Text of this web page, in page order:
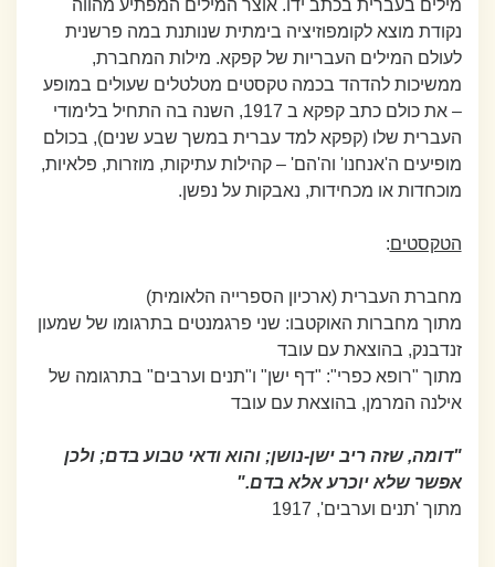
מילים בעברית בכתב ידו. אוצר המילים המפתיע מהווה
נקודת מוצא לקומפוזיציה בימתית שנותנת במה פרשנית
לעולם המילים העבריות של קפקא. מילות המחברת,
ממשיכות להדהד בכמה טקסטים מטלטלים שעולים במופע
– את כולם כתב קפקא ב 1917, השנה בה התחיל בלימודי
העברית שלו (קפקא למד עברית במשך שבע שנים), בכולם
מופיעים ה'אנחנו' וה'הם' – קהילות עתיקות, מוזרות, פלאיות,
מוכחדות או מכחידות, נאבקות על נפשן.
הטקסטים:
מחברת העברית (ארכיון הספרייה הלאומית)
מתוך מחברות האוקטבו: שני פרגמנטים בתרגומו של שמעון
זנדבנק, בהוצאת עם עובד
מתוך "רופא כפרי": "דף ישן" ו"תנים וערבים" בתרגומה של
אילנה המרמן, בהוצאת עם עובד
"דומה, שזה ריב ישן-נושן; והוא ודאי טבוע בדם; ולכן
אפשר שלא יוכרע אלא בדם."
מתוך 'תנים וערבים', 1917